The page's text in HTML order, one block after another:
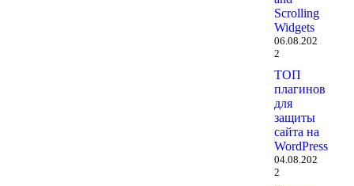
Scrolling
Widgets
06.08.202
2
ТОП
плагинов
для
защиты
сайта на
WordPress
04.08.202
2